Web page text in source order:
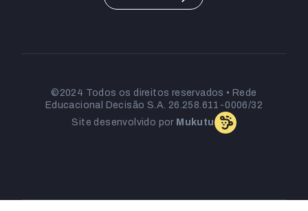
©2024 Todos os direitos reservados • Rede
Educacional Decisão S.A. 26.258.611-0006/32
Site desenvolvido por Mukutu